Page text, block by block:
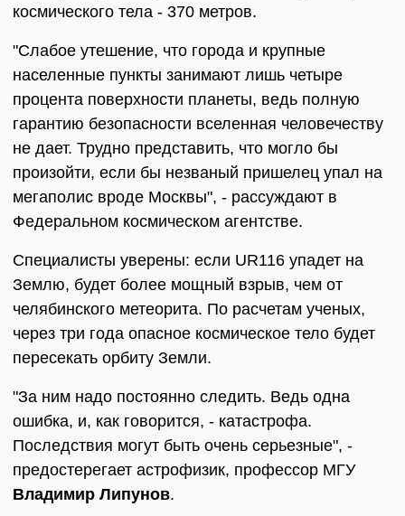
космического тела - 370 метров.
"Слабое утешение, что города и крупные
населенные пункты занимают лишь четыре
процента поверхности планеты, ведь полную
гарантию безопасности вселенная человечеству
не дает. Трудно представить, что могло бы
произойти, если бы незваный пришелец упал на
мегаполис вроде Москвы", - рассуждают в
Федеральном космическом агентстве.
Специалисты уверены: если UR116 упадет на
Землю, будет более мощный взрыв, чем от
челябинского метеорита. По расчетам ученых,
через три года опасное космическое тело будет
пересекать орбиту Земли.
"За ним надо постоянно следить. Ведь одна
ошибка, и, как говорится, - катастрофа.
Последствия могут быть очень серьезные", -
предостерегает астрофизик, профессор МГУ
Владимир Липунов.